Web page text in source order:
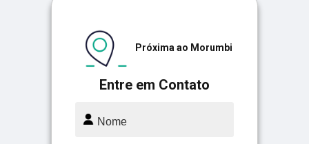
Entre em Contato
Próxima ao Morumbi